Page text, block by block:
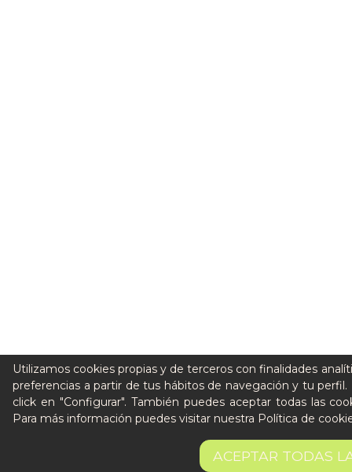
Utilizamos cookies propias y de terceros con finalidades
preferencias a partir de tus hábitos de navegación y tu
click en "Configurar". También puedes aceptar todas las
Para más información puedes visitar nuestra Política de
ACEPTAR TODAS